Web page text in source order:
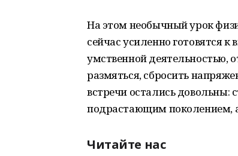
На этом необычный урок
сейчас усиленно готовятся
умственной деятельностью,
размяться, сбросить
встречи остались довольны:
подрастающим поколением,
Читайте нас